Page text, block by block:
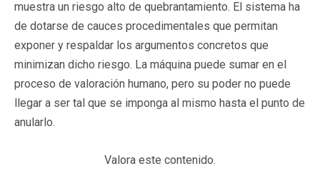
muestra un riesgo alto de quebrantamiento. El sistema ha
de dotarse de cauces procedimentales que permitan
exponer y respaldar los argumentos concretos que
minimizan dicho riesgo. La máquina puede sumar en el
proceso de valoración humano, pero su poder no puede
llegar a ser tal que se imponga al mismo hasta el punto de
anularlo.
Valora este contenido.